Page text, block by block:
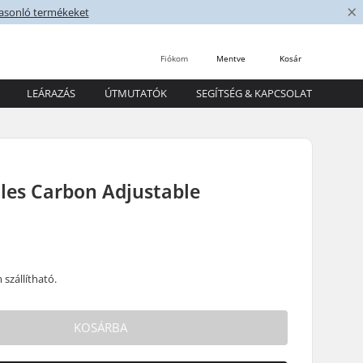
termékeket ×
Kosár
Mentve
Fiókom
LEÁRAZÁS ÚTMUTATÓK SEGÍTSÉG & KAPCSOLAT
Carbon Adjustable
szállítható.
KOSÁRBA